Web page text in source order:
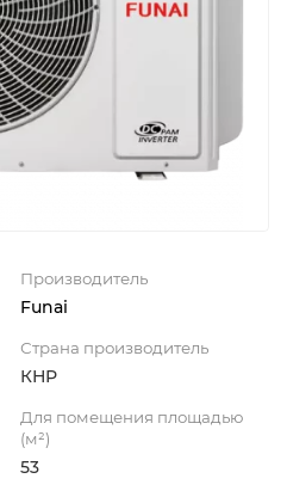
Производитель
Funai
Страна производитель
КНР
Для помещения площадью
(м²)
53